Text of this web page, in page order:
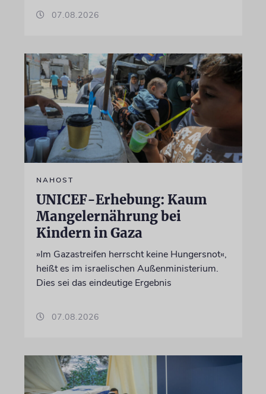
07.08.2026
NAHOST
UNICEF-Erhebung: Kaum
Mangelernährung bei
Kindern in Gaza
»Im Gazastreifen herrscht keine Hungersnot«,
heißt es im israelischen Außenministerium.
Dies sei das eindeutige Ergebnis
07.08.2026